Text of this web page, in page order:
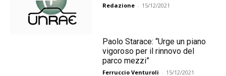
Redazione - 15/12/2021
Paolo Starace: “Urge un piano
vigoroso per il rinnovo del
parco mezzi”
Ferruccio Venturoli - 15/12/2021